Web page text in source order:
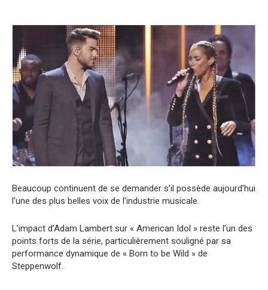
Beaucoup continuent de se demander s’il possède aujourd’hui
l’une des plus belles voix de l’industrie musicale.
L’impact d’Adam Lambert sur « American Idol » reste l’un des
points forts de la série, particulièrement souligné par sa
performance dynamique de « Born to be Wild » de
Steppenwolf.